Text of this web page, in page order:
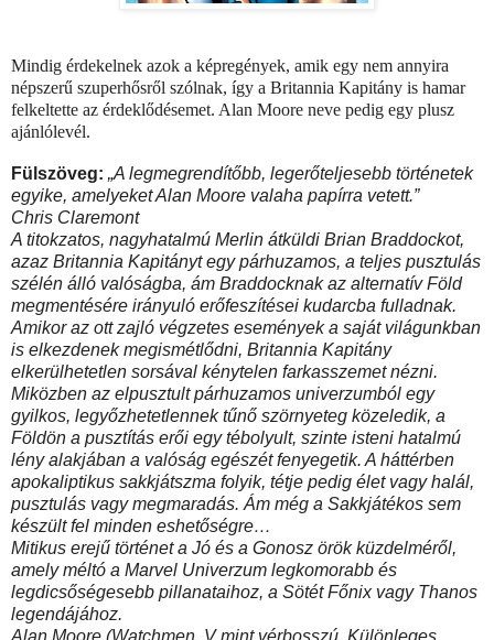
Mindig érdekelnek azok a képregények, amik egy nem annyira
népszerű szuperhősről szólnak, így a Britannia Kapitány is hamar
felkeltette az érdeklődésemet. Alan Moore neve pedig egy plusz
ajánlólevél.
Fülszöveg: „A ​legmegrendítőbb, legerőteljesebb történetek
egyike, amelyeket Alan Moore valaha papírra vetett.”
Chris Claremont
A titokzatos, nagyhatalmú Merlin átküldi Brian Braddockot,
azaz Britannia Kapitányt egy párhuzamos, a teljes pusztulás
szélén álló valóságba, ám Braddocknak az alternatív Föld
megmentésére irányuló erőfeszítései kudarcba fulladnak.
Amikor az ott zajló végzetes események a saját világunkban
is elkezdenek megismétlődni, Britannia Kapitány
elkerülhetetlen sorsával kénytelen farkasszemet nézni.
Miközben az elpusztult párhuzamos univerzumból egy
gyilkos, legyőzhetetlennek tűnő szörnyeteg közeledik, a
Földön a pusztítás erői egy tébolyult, szinte isteni hatalmú
lény alakjában a valóság egészét fenyegetik. A háttérben
apokaliptikus sakkjátszma folyik, tétje pedig élet vagy halál,
pusztulás vagy megmaradás. Ám még a Sakkjátékos sem
készült fel minden eshetőségre…
Mitikus erejű történet a Jó és a Gonosz örök küzdelméről,
amely méltó a Marvel Univerzum legkomorabb és
legdicsőségesebb pillanataihoz, a Sötét Főnix vagy Thanos
legendájához.
Alan Moore (Watchmen, V mint vérbosszú, Különleges